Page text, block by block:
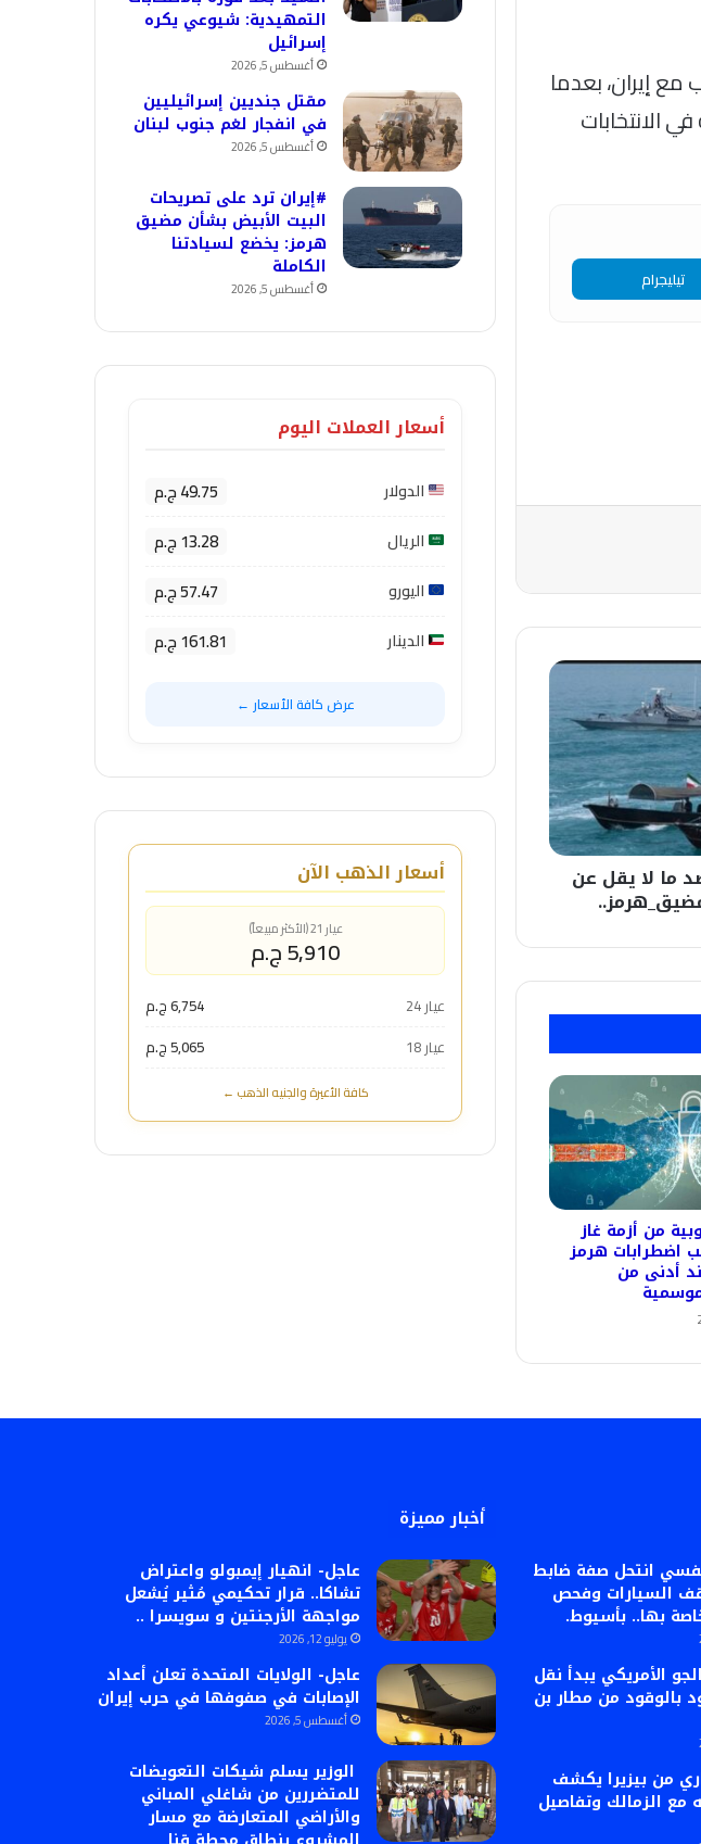
إيران، بعدما
الانتخابات
تيليجرام
ما لا يقل عن
من أزمة غاز
اضطرابات هرمز
أدنى من
التمهيدية: شيوعي يكره
إسرائيل
أغسطس 5, 2026
مقتل جنديين إسرائيليين
في انفجار لغم جنوب لبنان
أغسطس 5, 2026
#إيران ترد على تصريحات
البيت الأبيض بشأن مضيق
هرمز: يخضع لسيادتنا
الكاملة
أغسطس 5, 2026
أسعار العملات اليوم
الدولار 49.75 ج.م
الريال 13.28 ج.م
اليورو 57.47 ج.م
الدينار 161.81 ج.م
عرض كافة الأسعار ←
أسعار الذهب الآن
عيار 21 (الأكثر مبيعاً)
5,910 ج.م
عيار 24
6,754 ج.م
عيار 18
5,065 ج.م
كافة الأعيرة والجنيه الذهب ←
انتحل صفة ضابط
السيارات وفحص
بها.. بأسيوط.
الأمريكي يبدأ نقل
بالوقود من مطار بن
من بيزيرا يكشف
مع الزمالك وتفاصيل
أخبار مميزة
عاجل- انهيار إيمبولو واعتراض
تشاكا.. قرار تحكيمي مُثير يُشعل
مواجهة الأرجنتين و سويسرا ..
يوليو 12, 2026
عاجل- الولايات المتحدة تعلن أعداد
الإصابات في صفوفها في حرب إيران
أغسطس 5, 2026
الوزير يسلم شيكات التعويضات
للمتضررين من شاغلي المباني
والأراضي المتعارضة مع مسار